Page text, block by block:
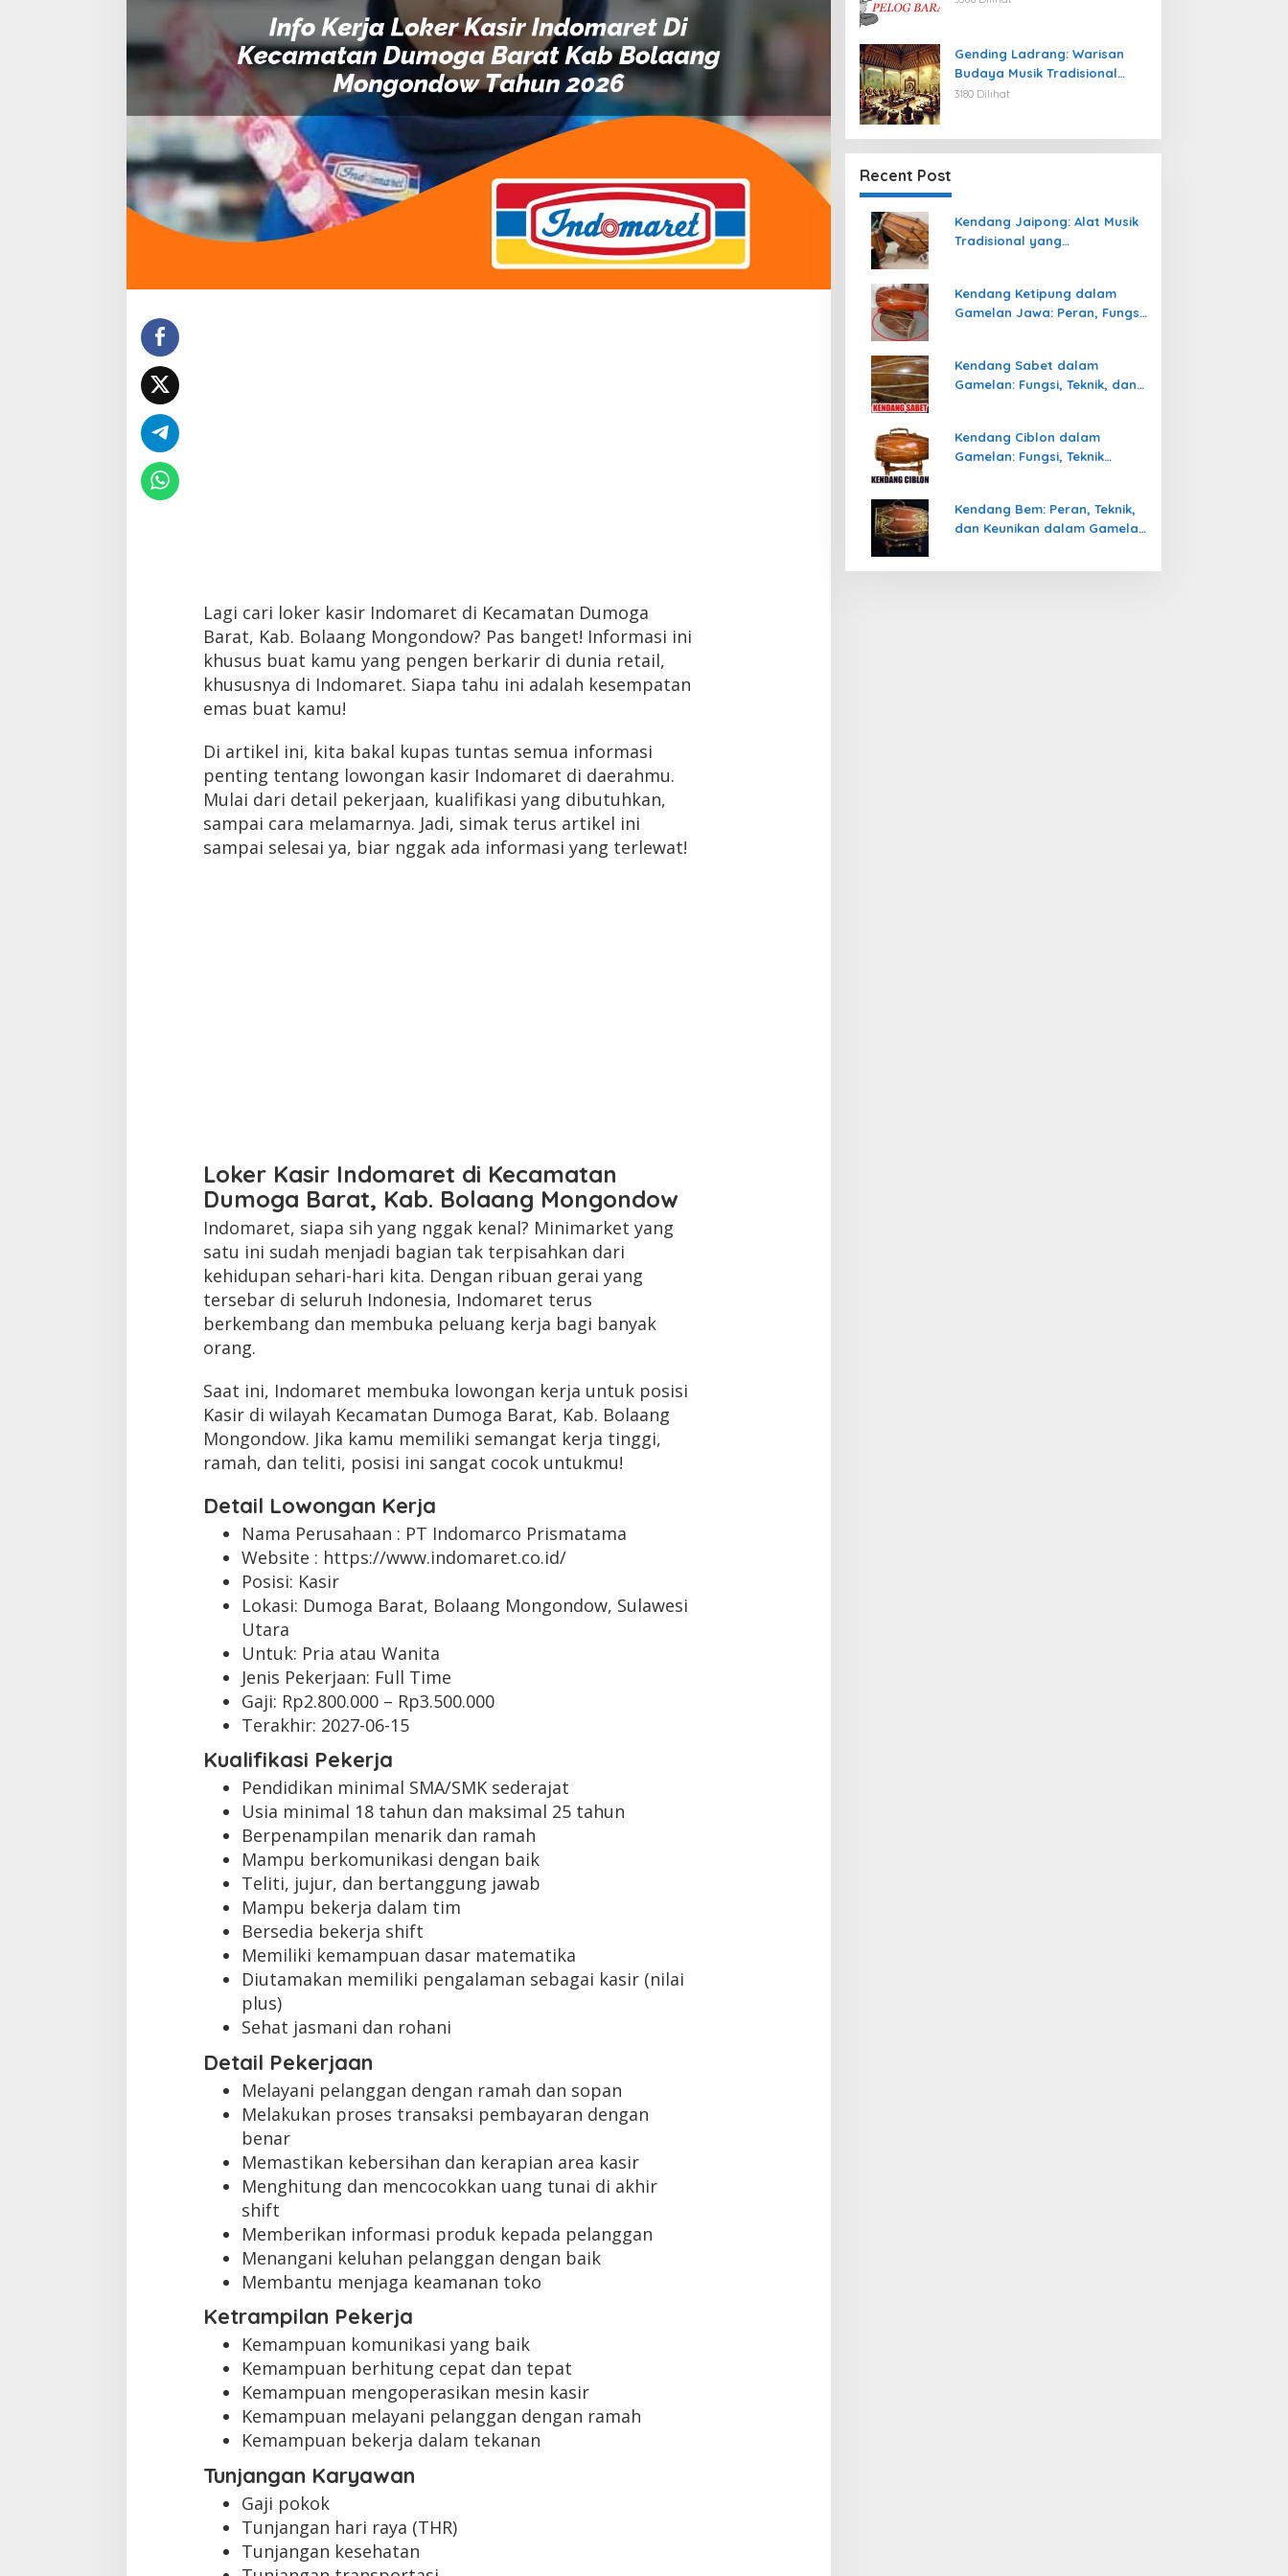
Lagi cari loker kasir Indomaret di Kecamatan Dumoga
Barat, Kab. Bolaang Mongondow? Pas banget! Informasi ini
khusus buat kamu yang pengen berkarir di dunia retail,
khususnya di Indomaret. Siapa tahu ini adalah kesempatan
emas buat kamu!
Di artikel ini, kita bakal kupas tuntas semua informasi
penting tentang lowongan kasir Indomaret di daerahmu.
Mulai dari detail pekerjaan, kualifikasi yang dibutuhkan,
sampai cara melamarnya. Jadi, simak terus artikel ini
sampai selesai ya, biar nggak ada informasi yang terlewat!
Loker Kasir Indomaret di Kecamatan
Dumoga Barat, Kab. Bolaang Mongondow
Indomaret, siapa sih yang nggak kenal? Minimarket yang
satu ini sudah menjadi bagian tak terpisahkan dari
kehidupan sehari-hari kita. Dengan ribuan gerai yang
tersebar di seluruh Indonesia, Indomaret terus
berkembang dan membuka peluang kerja bagi banyak
orang.
Saat ini, Indomaret membuka lowongan kerja untuk posisi
Kasir di wilayah Kecamatan Dumoga Barat, Kab. Bolaang
Mongondow. Jika kamu memiliki semangat kerja tinggi,
ramah, dan teliti, posisi ini sangat cocok untukmu!
Detail Lowongan Kerja
Nama Perusahaan : PT Indomarco Prismatama
Website : https://www.indomaret.co.id/
Posisi: Kasir
Lokasi: Dumoga Barat, Bolaang Mongondow, Sulawesi
Utara
Untuk: Pria atau Wanita
Jenis Pekerjaan: Full Time
Gaji: Rp2.800.000– Rp3.500.000
Terakhir: 2027-06-15
Kualifikasi Pekerja
Pendidikan minimal SMA/SMK sederajat
Usia minimal 18 tahun dan maksimal 25 tahun
Berpenampilan menarik dan ramah
Mampu berkomunikasi dengan baik
Teliti, jujur, dan bertanggung jawab
Mampu bekerja dalam tim
Bersedia bekerja shift
Memiliki kemampuan dasar matematika
Diutamakan memiliki pengalaman sebagai kasir (nilai
plus)
Sehat jasmani dan rohani
Detail Pekerjaan
Melayani pelanggan dengan ramah dan sopan
Melakukan proses transaksi pembayaran dengan
benar
Memastikan kebersihan dan kerapian area kasir
Menghitung dan mencocokkan uang tunai di akhir
shift
Memberikan informasi produk kepada pelanggan
Menangani keluhan pelanggan dengan baik
Membantu menjaga keamanan toko
Ketrampilan Pekerja
Kemampuan komunikasi yang baik
Kemampuan berhitung cepat dan tepat
Kemampuan mengoperasikan mesin kasir
Kemampuan melayani pelanggan dengan ramah
Kemampuan bekerja dalam tekanan
Tunjangan Karyawan
Gaji pokok
Tunjangan hari raya (THR)
Tunjangan kesehatan
Gending Ladrang: Warisan
Budaya Musik Tradisional
Jawa yang Abadi
3180 Dilihat
Recent Post
Kendang Jaipong: Alat Musik
Tradisional yang
Kendang Ketipung dalam
Gamelan Jawa: Peran, Fungsi,
Kendang Sabet dalam
Gamelan: Fungsi, Teknik, dan
Kendang Ciblon dalam
Gamelan: Fungsi, Teknik
Kendang Bem: Peran, Teknik,
dan Keunikan dalam Gamelan